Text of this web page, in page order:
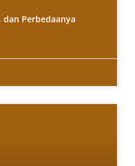
dan Perbedaanya